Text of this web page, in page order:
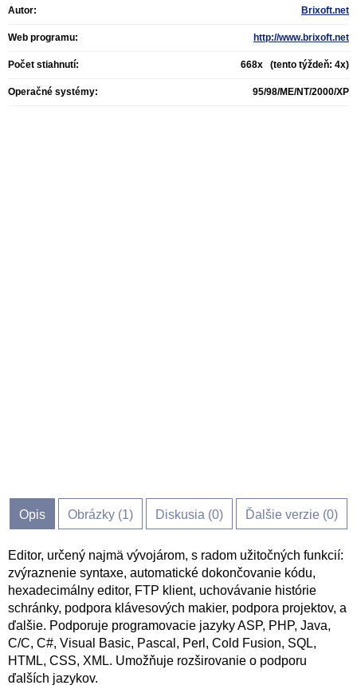
Autor: Brixoft.net
Web programu: http://www.brixoft.net
Počet stiahnutí: 668x (tento týždeň: 4x)
Operačné systémy: 95/98/ME/NT/2000/XP
Opis Obrázky (1) Diskusia (0) Ďalšie verzie (0)
Editor, určený najmä vývojárom, s radom užitočných funkcií:
zvýraznenie syntaxe, automatické dokončovanie kódu,
hexadecimálny editor, FTP klient, uchovávanie histórie
schránky, podpora klávesových makier, podpora projektov, a
ďalšie. Podporuje programovacie jazyky ASP, PHP, Java,
C/C, C#, Visual Basic, Pascal, Perl, Cold Fusion, SQL,
HTML, CSS, XML. Umožňuje rozširovanie o podporu
ďalších jazykov.